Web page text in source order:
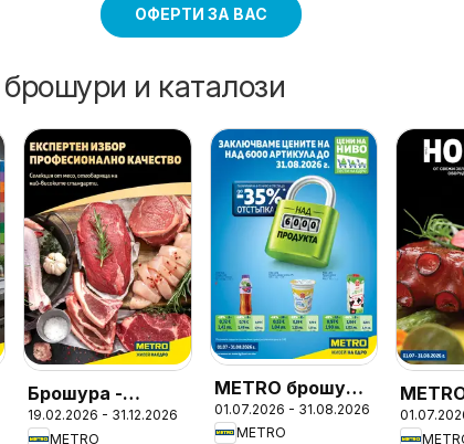
ОФЕРТИ ЗА ВАС
и каталози
Брошура -
Месото
19.02.2026 - 31.12.2026
METRO
METRO брошура
- Цени на ниво
01.07.2026 - 31.08.2026
METRO
-